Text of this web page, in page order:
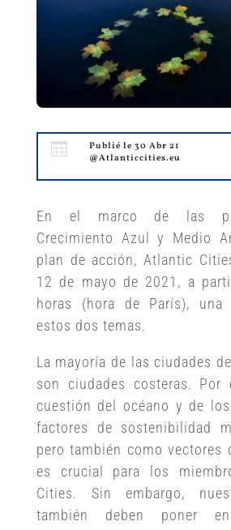

Publié le 30 Abr 21
@Atlanticcities.eu
En el marco de las
Crecimiento Azul y Medio
plan de acción, Atlantic
12 de mayo de 2021, a
horas (hora de París), una
estos dos temas.
La mayoría de las ciudades
son ciudades costeras. Por
cuestión del océano y de
factores de sostenibilidad
pero también como vectores
es crucial para los
Cities. Sin embargo,
también deben poner